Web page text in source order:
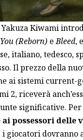
Kiwami
(Reborn) eBleed,
italiano, tedesco,
Il prezzo della
ai sistemi current-
2, riceverà
significative.
possessori delle
giocatori dovranno